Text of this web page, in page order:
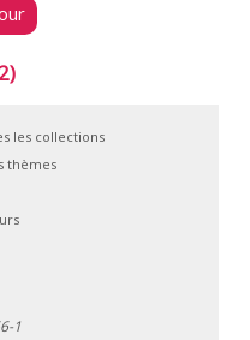
les collections
thèmes
1